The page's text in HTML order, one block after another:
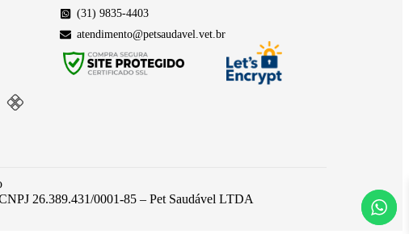
(31) 9835-4403
atendimento@petsaudavel.vet.br
26.389.431/0001-85 – Pet Saudável LTDA